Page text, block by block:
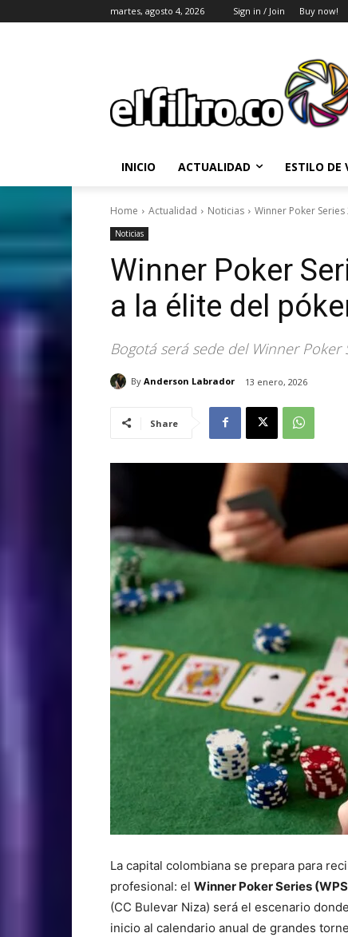
martes, agosto 4, 2026 Sign in / Join Buy now!
INICIO ACTUALIDAD ESTILO DE
Home Actualidad Noticias Winner Poker
Noticias
Winner Poker
a la élite del
Bogotá será sede del Winner Poker
By Anderson Labrador 13 enero, 2026
Share
La capital colombiana se prepara para
profesional: el Winner Poker Series
(CC Bulevar Niza) será el escenario
inicio al calendario anual de grandes